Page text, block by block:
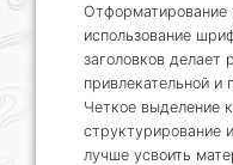
Отформатирование
использование
заголовков делает
привлекательной и
Четкое выделение
структурирование
лучше усвоить